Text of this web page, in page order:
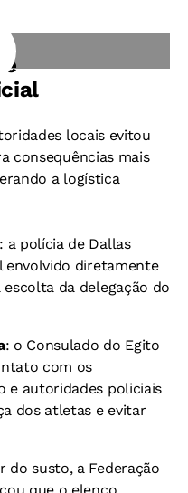
locais evitou
consequências mais
a logística
: a polícia de Dallas
diretamente
da delegação do
: o Consulado do Egito
com os
e autoridades policiais
dos atletas e evitar
do susto, a Federação